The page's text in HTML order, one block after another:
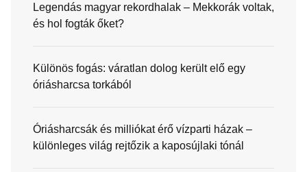
Legendás magyar rekordhalak – Mekkorák voltak,
és hol fogták őket?
Különös fogás: váratlan dolog került elő egy
óriásharcsa torkából
Óriásharcsák és milliókat érő vízparti házak –
különleges világ rejtőzik a kaposújlaki tónál